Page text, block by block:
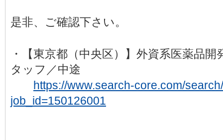
是非、ご確認下さい。
・【東京都（中央区）】外資系医薬品
タッフ／中途
https://www.search-core.com/
job_id=150126001